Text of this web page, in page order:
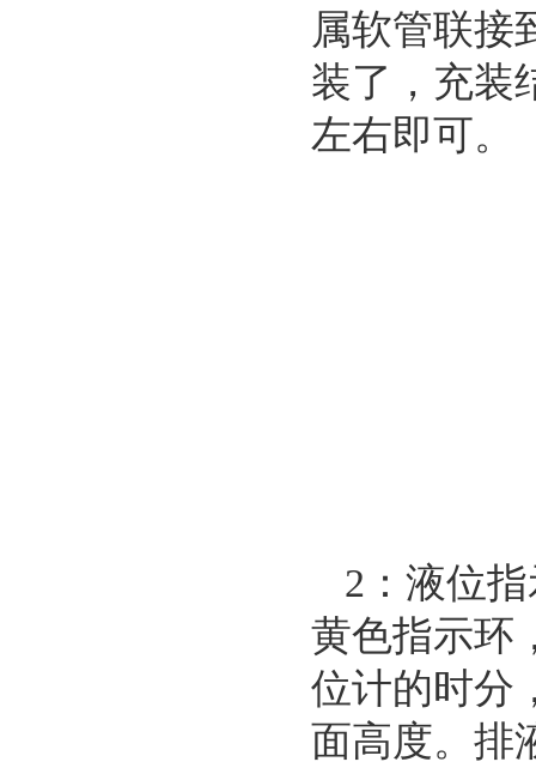
属软管联接
装了，充装
左右即可。
2：液位
黄色指示环
位计的时分
面高度。